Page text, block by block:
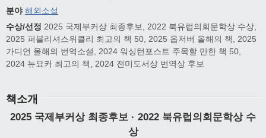
분야 해외소설
수상/선정 2025 국제부커상 최종후보, 2022 북유럽의회문학상 수상,
2025 퍼블리셔스위클리 최고의 책 50, 2025 옵저버 올해의 책, 2025
가디언 올해의 번역소설, 2024 워싱턴포스트 주목할 만한 책 50,
2024 뉴요커 최고의 책, 2024 전미도서상 번역상 후보
책소개
2025 국제부커상 최종후보 · 2022 북유럽의회문학상 수
상